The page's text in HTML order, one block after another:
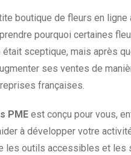
boutique de fleurs en
pourquoi certaines
sceptique, mais après
ses ventes de
françaises.
PME est conçu pour vous,
à développer votre
les outils accessibles et les